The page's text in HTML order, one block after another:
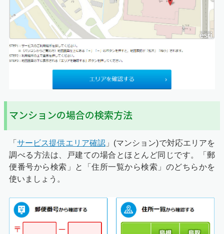
マンションの場合の検索方法
「サービス提供エリア確認」(マンション)で対応エリアを
調べる方法は、戸建ての場合とほとんど同じです。「郵
便番号から検索」と「住所一覧から検索」のどちらかを
使いましょう。